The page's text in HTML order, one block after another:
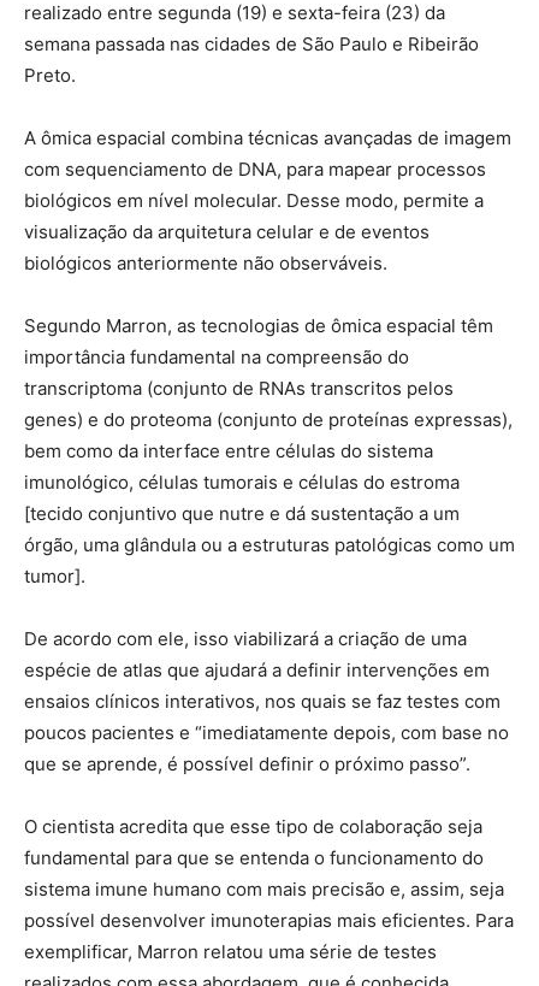
realizado entre segunda (19) e sexta-feira (23) da
semana passada nas cidades de São Paulo e Ribeirão
Preto.
A ômica espacial combina técnicas avançadas de imagem
com sequenciamento de DNA, para mapear processos
biológicos em nível molecular. Desse modo, permite a
visualização da arquitetura celular e de eventos
biológicos anteriormente não observáveis.
Segundo Marron, as tecnologias de ômica espacial têm
importância fundamental na compreensão do
transcriptoma (conjunto de RNAs transcritos pelos
genes) e do proteoma (conjunto de proteínas expressas),
bem como da interface entre células do sistema
imunológico, células tumorais e células do estroma
[tecido conjuntivo que nutre e dá sustentação a um
órgão, uma glândula ou a estruturas patológicas como um
tumor].
De acordo com ele, isso viabilizará a criação de uma
espécie de atlas que ajudará a definir intervenções em
ensaios clínicos interativos, nos quais se faz testes com
poucos pacientes e “imediatamente depois, com base no
que se aprende, é possível definir o próximo passo”.
O cientista acredita que esse tipo de colaboração seja
fundamental para que se entenda o funcionamento do
sistema imune humano com mais precisão e, assim, seja
possível desenvolver imunoterapias mais eficientes. Para
exemplificar, Marron relatou uma série de testes